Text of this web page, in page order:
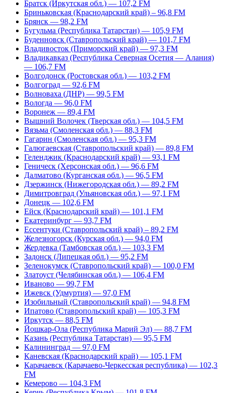
Братск (Иркутская обл.) — 107,2 FM
Бриньковская (Краснодарский край) – 96,8 FM
Брянск — 98,2 FM
Бугульма (Республика Татарстан) — 105,9 FM
Буденновск (Ставропольский край) — 101,7 FM
Владивосток (Приморский край) — 97,3 FM
Владикавказ (Республика Северная Осетия — Алания)
— 106,7 FM
Волгодонск (Ростовская обл.) — 103,2 FM
Волгоград — 92,6 FM
Волноваха (ДНР) — 99,5 FM
Вологда — 96,0 FM
Воронеж — 89,4 FM
Вышний Волочек (Тверская обл.) — 104,5 FM
Вязьма (Смоленская обл.) — 88,3 FM
Гагарин (Смоленская обл.) — 95,3 FM
Галюгаевская (Ставропольский край) — 89,8 FM
Геленджик (Краснодарский край) — 93,1 FM
Геническ (Херсонская обл.) — 96,6 FM
Далматово (Курганская обл.) — 96,5 FM
Дзержинск (Нижегородская обл.) — 89,2 FM
Димитровград (Ульяновская обл.) — 97,1 FM
Донецк — 102,6 FM
Ейск (Краснодарский край) — 101,1 FM
Екатеринбург — 93,7 FM
Ессентуки (Ставропольский край) – 89,2 FM
Железногорск (Курская обл.) — 94,0 FM
Жердевка (Тамбовская обл.) — 103,3 FM
Задонск (Липецкая обл.) — 95,2 FM
Зеленокумск (Ставропольский край) — 100,0 FM
Златоуст (Челябинская обл.) — 106,4 FM
Иваново — 99,7 FM
Ижевск (Удмуртия) — 97,0 FM
Изобильный (Ставропольский край) — 94,8 FM
Ипатово (Ставропольский край) — 105,3 FM
Иркутск — 88,5 FM
Йошкар-Ола (Республика Марий Эл) — 88,7 FM
Казань (Республика Татарстан) — 95,5 FM
Калининград — 97,0 FM
Каневская (Краснодарский край) — 105,1 FM
Карачаевск (Карачаево-Черкесская республика) — 102,3
FM
Кемерово — 104,3 FM